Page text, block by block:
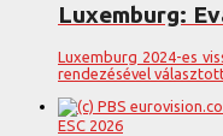
Luxemburg:
Luxemburg 2024-es
rendezésével
ESC 2026